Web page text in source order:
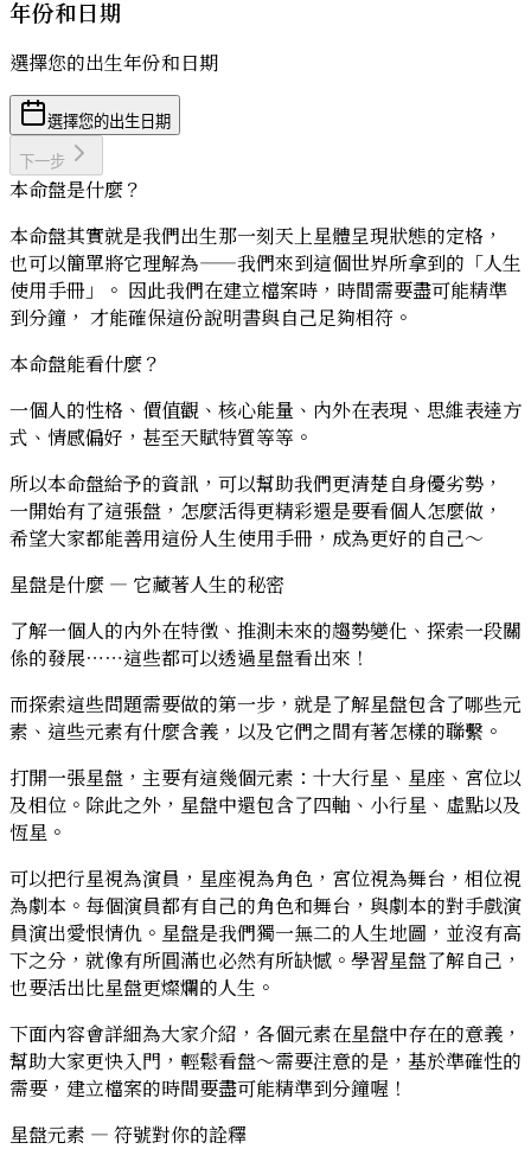
年份和日期
選擇您的出生年份和日期
選擇您的出生日期
下一步
本命盤是什麼？
本命盤其實就是我們出生那一刻天上星體呈現狀態的定格，
也可以簡單將它理解為——我們來到這個世界所拿到的「人生
使用手冊」。 因此我們在建立檔案時，時間需要盡可能精準
到分鐘， 才能確保這份說明書與自己足夠相符。
本命盤能看什麼？
一個人的性格、價值觀、核心能量、內外在表現、思維表達方
式、情感偏好，甚至天賦特質等等。
所以本命盤給予的資訊，可以幫助我們更清楚自身優劣勢，
一開始有了這張盤，怎麼活得更精彩還是要看個人怎麼做，
希望大家都能善用這份人生使用手冊，成為更好的自己～
星盤是什麼 — 它藏著人生的秘密
了解一個人的內外在特徵、推測未來的趨勢變化、探索一段關
係的發展⋯⋯這些都可以透過星盤看出來！
而探索這些問題需要做的第一步，就是了解星盤包含了哪些元
素、這些元素有什麼含義，以及它們之間有著怎樣的聯繫。
打開一張星盤，主要有這幾個元素： 十大行星、星座、宮位以
及相位 。除此之外，星盤中還包含了四軸、小行星、虛點以及
恆星。
可以把行星視為演員，星座視為角色，宮位視為舞台，相位視
為劇本 。每個演員都有自己的角色和舞台，與劇本的對手戲演
員演出愛恨情仇。星盤是我們獨一無二的人生地圖，並沒有高
下之分，就像有所圓滿也必然有所缺憾。學習星盤了解自己，
也要活出比星盤更燦爛的人生。
下面內容會詳細為大家介紹，各個元素在星盤中存在的意義，
幫助大家更快入門，輕鬆看盤～需要注意的是，基於準確性的
需要，建立檔案的時間要盡可能精準到分鐘喔！
星盤元素 — 符號對你的詮釋